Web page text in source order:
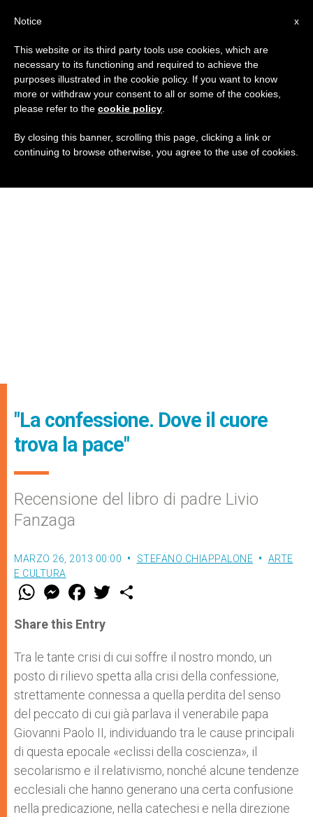
"La confessione. Dove il cuore
trova la pace"
Recensione del libro di padre Livio
Fanzaga
MARZO 26, 2013 00:00 STEFANO CHIAPPALONE
ARTE
E CULTURA
W
t
s
p
p
M
e
s
e
g
e
r
F
a
e
b
o
k
w
r
Share this Entry
Tra le tante crisi di cui soffre il nostro mondo, un
posto di rilievo spetta alla crisi della confessione,
strettamente connessa a quella perdita del senso
del peccato di cui già parlava il venerabile papa
Giovanni Paolo II, individuando tra le cause principali
di questa epocale «eclissi della coscienza», il
secolarismo e il relativismo, nonché alcune tendenze
ecclesiali che hanno generano una certa confusione
nella predicazione, nella catechesi e nella direzione
x
Notice
This website or its third party tools use cookies, which are
necessary to its functioning and required to achieve the
purposes illustrated in the cookie policy. If you want to know
more or withdraw your consent to all or some of the cookies,
please refer to the cookie policy
By closing this banner, scrolling this page, clicking a link or
continuing to browse otherwise, you agree to the use of cookies.